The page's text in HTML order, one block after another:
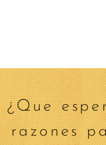
¿Que
razones